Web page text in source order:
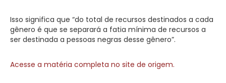
Isso significa que “do total de recursos destinados a cada
gênero é que se separará a fatia mínima de recursos a
ser destinada a pessoas negras desse gênero”.
Acesse a matéria completa no site de origem.